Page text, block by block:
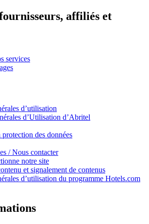
affiliés et
services
d’utilisation
d’Utilisation d’Abritel
des données
/ Nous contacter
notre site
et signalement de contenus
d’utilisation du programme Hotels.com